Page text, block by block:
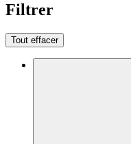
Filtrer
Tout effacer